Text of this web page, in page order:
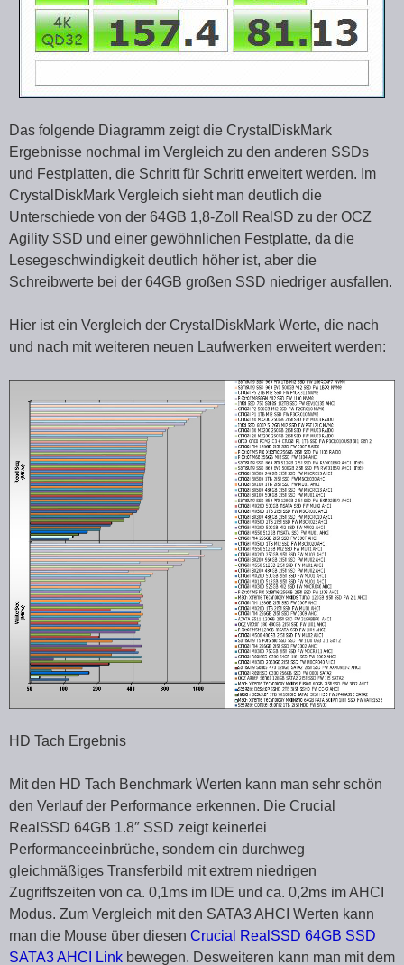
Das folgende Diagramm zeigt die CrystalDiskMark
Ergebnisse nochmal im Vergleich zu den anderen SSDs
und Festplatten, die Schritt für Schritt erweitert werden. Im
CrystalDiskMark Vergleich sieht man deutlich die
Unterschiede von der 64GB 1,8-Zoll RealSD zu der OCZ
Agility SSD und einer gewöhnlichen Festplatte, da die
Lesegeschwindigkeit deutlich höher ist, aber die
Schreibwerte bei der 64GB großen SSD niedriger ausfallen.
Hier ist ein Vergleich der CrystalDiskMark Werte, die nach
und nach mit weiteren neuen Laufwerken erweitert werden:
HD Tach Ergebnis
Mit den HD Tach Benchmark Werten kann man sehr schön
den Verlauf der Performance erkennen. Die Crucial
RealSSD 64GB 1.8″ SSD zeigt keinerlei
Performanceeinbrüche, sondern ein durchweg
gleichmäßiges Transferbild mit extrem niedrigen
Zugriffszeiten von ca. 0,1ms im IDE und ca. 0,2ms im AHCI
Modus. Zum Vergleich mit den SATA3 AHCI Werten kann
man die Mouse über diesen Crucial RealSSD 64GB SSD
SATA3 AHCI Link bewegen. Desweiteren kann man mit dem